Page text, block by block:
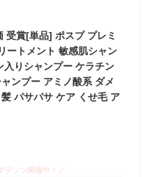
賞[単品] ポスプ プレミ
ートメント 敏感肌シャン
入りシャンプー ケラチン
ンプー アミノ酸系 ダメ
パサパサ ケア くせ毛 ア
ラソン開催中！／